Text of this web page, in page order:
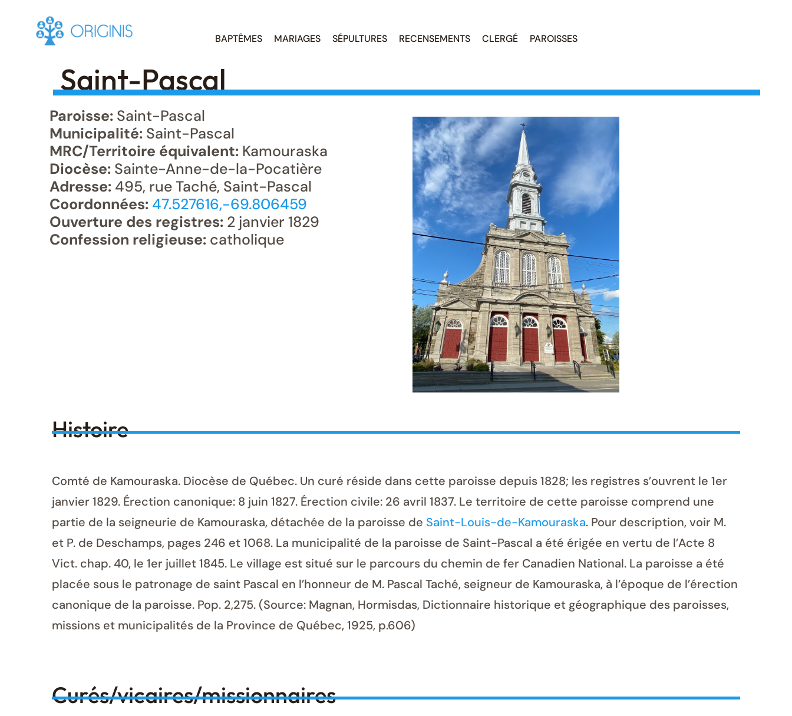
BAPTÊMES MARIAGES SÉPULTURES RECENSEMENTS CLERGÉ PAROISSES
Saint-Pascal
Paroisse: Saint-Pascal
Municipalité: Saint-Pascal
MRC/Territoire équivalent: Kamouraska
Diocèse: Sainte-Anne-de-la-Pocatière
Adresse: 495, rue Taché, Saint-Pascal
Coordonnées: 47.527616,-69.806459
Ouverture des registres: 2 janvier 1829
Confession religieuse: catholique
Histoire
Comté de Kamouraska. Diocèse de Québec. Un curé réside dans cette paroisse depuis 1828; les registres s’ouvrent le 1er
janvier 1829. Érection canonique: 8 juin 1827. Érection civile: 26 avril 1837. Le territoire de cette paroisse comprend une
partie de la seigneurie de Kamouraska, détachée de la paroisse de Saint-Louis-de-Kamouraska. Pour description, voir M.
et P. de Deschamps, pages 246 et 1068. La municipalité de la paroisse de Saint-Pascal a été érigée en vertu de l’Acte 8
Vict. chap. 40, le 1er juillet 1845. Le village est situé sur le parcours du chemin de fer Canadien National. La paroisse a été
placée sous le patronage de saint Pascal en l’honneur de M. Pascal Taché, seigneur de Kamouraska, à l’époque de l’érection
canonique de la paroisse. Pop. 2,275. (Source: Magnan, Hormisdas, Dictionnaire historique et géographique des paroisses,
missions et municipalités de la Province de Québec, 1925, p.606)
Curés/vicaires/missionnaires